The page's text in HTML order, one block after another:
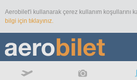
Aerobilet'i kullanarak çerez kullanım koşullarını
bilgi için tıklayınız.